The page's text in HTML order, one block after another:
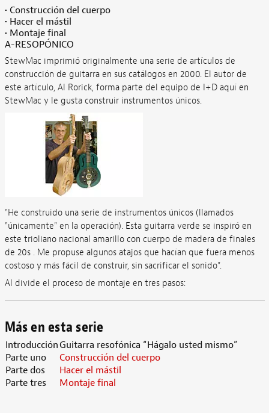
• Construcción del cuerpo
• Hacer el mástil
• Montaje final
A-RESOPÓNICO
StewMac imprimió originalmente una serie de artículos de
construcción de guitarra en sus catálogos en 2000. El autor de
este artículo, Al Rorick, forma parte del equipo de I+D aquí en
StewMac y le gusta construir instrumentos únicos.
"He construido una serie de instrumentos únicos (llamados
"únicamente" en la operación). Esta guitarra verde se inspiró en
este trioliano nacional amarillo con cuerpo de madera de finales
de 20s . Me propuse algunos atajos que hacían que fuera menos
costoso y más fácil de construir, sin sacrificar el sonido”.
Al divide el proceso de montaje en tres pasos:
Más en esta serie
IntroducciónGuitarra resofónica “Hágalo usted mismo”
Parte uno
Construcción del cuerpo
Parte dos
Hacer el mástil
Parte tres
Montaje final